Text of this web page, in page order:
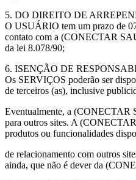
5. DO DIREITO DE
O USUÁRIO tem um prazo de
contato com a (CONECTAR
da lei 8.078/90;
6. ISENÇÃO DE
Os SERVIÇOS poderão ser
de terceiros (as), inclusive
Eventualmente, a (CONECTAR
para outros sites. A
produtos ou funcionalidades
de relacionamento com outros
ainda, que não é dever da